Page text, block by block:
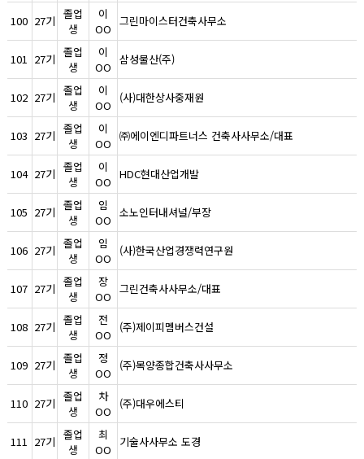
100 27기 졸업
생
이
OO
그린마이스터건축사무소
101 27기 졸업
생
이
OO
삼성물산(주)
102 27기 졸업
생
이
OO
(사)대한상사중재원
103 27기 졸업
생
이
OO
㈜에이엔디파트너스 건축사사무소/대표
104 27기 졸업
생
이
OO
HDC현대산업개발
105 27기 졸업
생
임
OO
소노인터내셔널/부장
106 27기 졸업
생
임
OO
(사)한국산업경쟁력연구원
107 27기 졸업
생
장
OO
그린건축사사무소/대표
108 27기 졸업
생
전
OO
(주)제이피멤버스건설
109 27기 졸업
생
정
OO
(주)목양종합건축사사무소
110 27기 졸업
생
차
OO
(주)대우에스티
111 27기 졸업
생
최
OO
기술사사무소 도경